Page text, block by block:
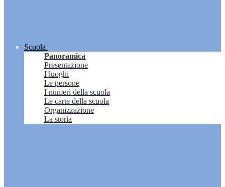
Scuola
Panoramica
Presentazione
I luoghi
Le persone
I numeri della scuola
Le carte della scuola
Organizzazione
La storia